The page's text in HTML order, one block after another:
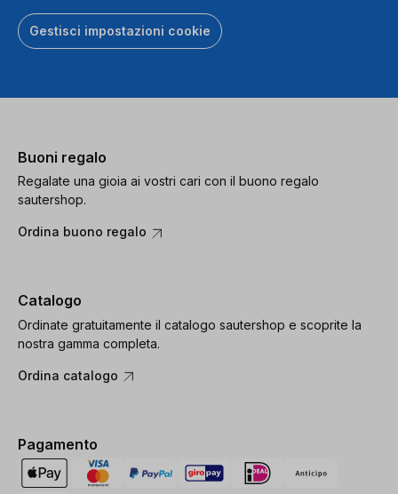
Gestisci impostazioni cookie
Buoni regalo
Regalate una gioia ai vostri cari con il buono regalo
sautershop.
Ordina buono regalo
Catalogo
Ordinate gratuitamente il catalogo sautershop e scoprite la
nostra gamma completa.
Ordina catalogo
Pagamento